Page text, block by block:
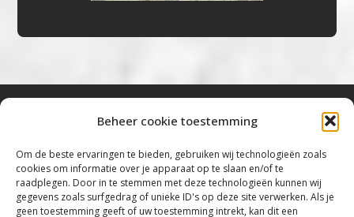
Beheer cookie toestemming
Om de beste ervaringen te bieden, gebruiken wij technologieën zoals
cookies om informatie over je apparaat op te slaan en/of te
raadplegen. Door in te stemmen met deze technologieën kunnen wij
gegevens zoals surfgedrag of unieke ID's op deze site verwerken. Als je
geen toestemming geeft of uw toestemming intrekt, kan dit een
“Voor de mooiste Blues, Rock, Roots &
Americana”